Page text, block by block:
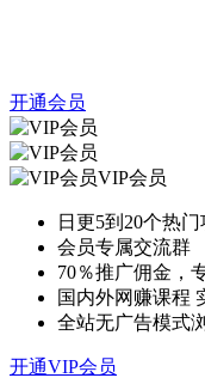
开通会员
VIP会员
日更5到20个热门
会员专属交流群
70％推广佣金，
国内外网赚课程
全站无广告模式
开通VIP会员